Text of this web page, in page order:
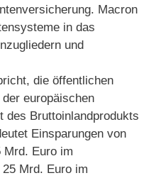
Macron
in das
und
die öffentlichen
europäischen
des Bruttoinlandprodukts
Einsparungen von
Mrd. Euro im
Mrd. Euro im